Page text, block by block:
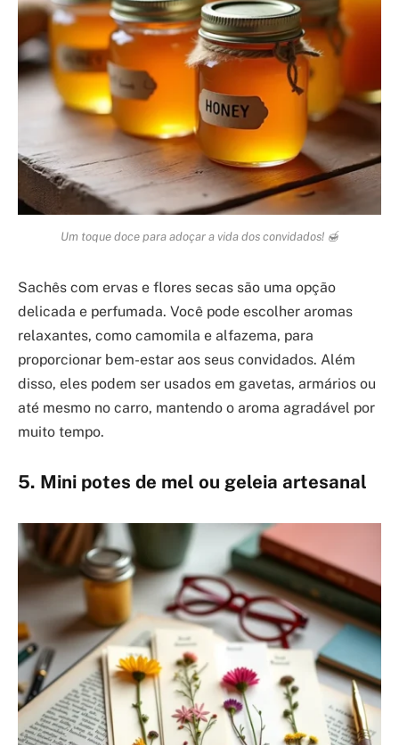
Um toque doce para adoçar a vida dos convidados! 🍯
Sachês com ervas e flores secas são uma opção
delicada e perfumada. Você pode escolher aromas
relaxantes, como camomila e alfazema, para
proporcionar bem-estar aos seus convidados. Além
disso, eles podem ser usados em gavetas, armários ou
até mesmo no carro, mantendo o aroma agradável por
muito tempo.
5. Mini potes de mel ou geleia artesanal